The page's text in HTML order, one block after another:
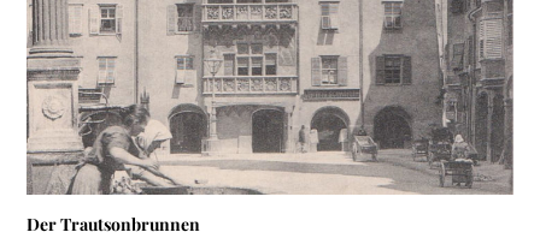
Der Trautsonbrunnen